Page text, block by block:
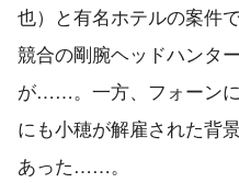
也）と有名ホテルの案件
競合の剛腕ヘッドハンタ
が……。一方、フォーン
にも小穂が解雇された背
あった……。